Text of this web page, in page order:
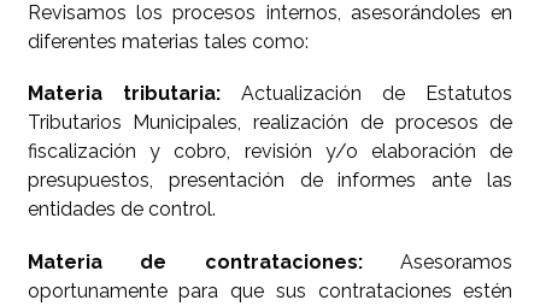
Revisamos los procesos internos, asesorándoles en
diferentes materias tales como:
Materia tributaria:Actualización de Estatutos
Tributarios Municipales, realización de procesos de
fiscalización y cobro, revisión y/o elaboración de
presupuestos, presentación de informes ante las
entidades de control.
Materia de contrataciones:Asesoramos
oportunamente para que sus contrataciones estén